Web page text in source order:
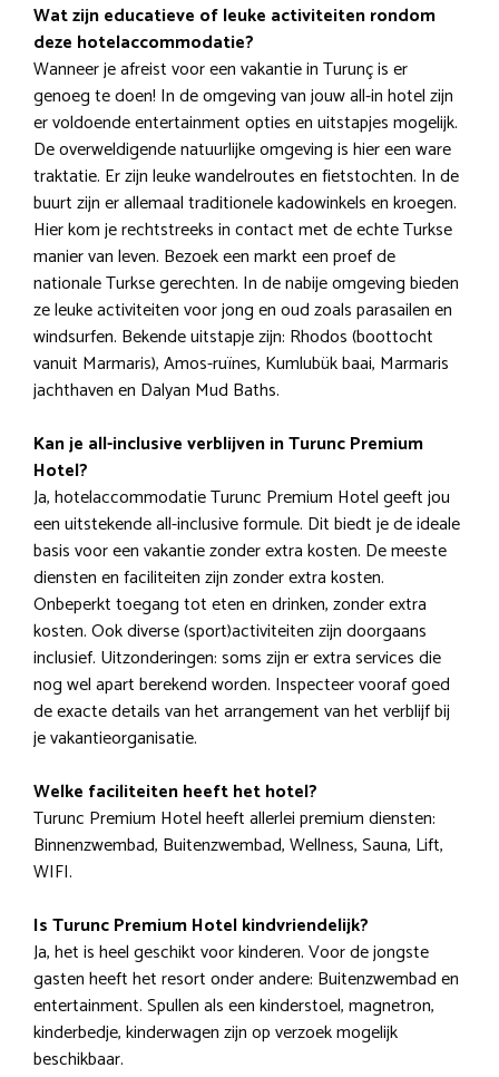
Wat zijn educatieve of leuke activiteiten rondom
deze hotelaccommodatie?
Wanneer je afreist voor een vakantie in Turunç is er
genoeg te doen! In de omgeving van jouw all-in hotel zijn
er voldoende entertainment opties en uitstapjes mogelijk.
De overweldigende natuurlijke omgeving is hier een ware
traktatie. Er zijn leuke wandelroutes en fietstochten. In de
buurt zijn er allemaal traditionele kadowinkels en kroegen.
Hier kom je rechtstreeks in contact met de echte Turkse
manier van leven. Bezoek een markt een proef de
nationale Turkse gerechten. In de nabije omgeving bieden
ze leuke activiteiten voor jong en oud zoals parasailen en
windsurfen. Bekende uitstapje zijn: Rhodos (boottocht
vanuit Marmaris), Amos-ruïnes, Kumlubük baai, Marmaris
jachthaven en Dalyan Mud Baths.
Kan je all-inclusive verblijven in Turunc Premium
Hotel?
Ja, hotelaccommodatie Turunc Premium Hotel geeft jou
een uitstekende all-inclusive formule. Dit biedt je de ideale
basis voor een vakantie zonder extra kosten. De meeste
diensten en faciliteiten zijn zonder extra kosten.
Onbeperkt toegang tot eten en drinken, zonder extra
kosten. Ook diverse (sport)activiteiten zijn doorgaans
inclusief. Uitzonderingen: soms zijn er extra services die
nog wel apart berekend worden. Inspecteer vooraf goed
de exacte details van het arrangement van het verblijf bij
je vakantieorganisatie.
Welke faciliteiten heeft het hotel?
Turunc Premium Hotel heeft allerlei premium diensten:
Binnenzwembad, Buitenzwembad, Wellness, Sauna, Lift,
WIFI.
Is Turunc Premium Hotel kindvriendelijk?
Ja, het is heel geschikt voor kinderen. Voor de jongste
gasten heeft het resort onder andere: Buitenzwembad en
entertainment. Spullen als een kinderstoel, magnetron,
kinderbedje, kinderwagen zijn op verzoek mogelijk
beschikbaar.